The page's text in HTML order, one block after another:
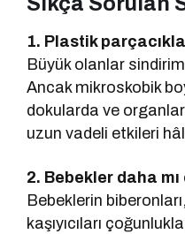
1. Plastik
Büyük olanlar sindirim
Ancak mikroskobik
dokularda ve
uzun vadeli etkileri
2. Bebekler daha
Bebeklerin
kaşıyıcıları